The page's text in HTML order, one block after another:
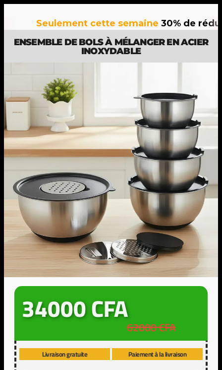
Seulement cette semaine30% de
ENSEMBLE DE BOLS À MÉLANGER EN ACIER
INOXYDABLE
34000 CFA62000 CFA
Livraison gratuite Paiement à la livraison